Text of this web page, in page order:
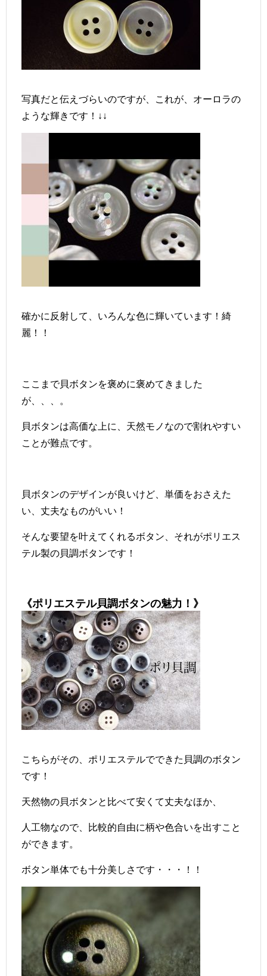
写真だと伝えづらいのですが、これが、オーロラの
ような輝きです！↓↓
確かに反射して、いろんな色に輝いています！綺
麗！！
ここまで貝ボタンを褒めに褒めてきました
が、、、。
貝ボタンは高価な上に、天然モノなので割れやすい
ことが難点です。
貝ボタンのデザインが良いけど、単価をおさえた
い、丈夫なものがいい！
そんな要望を叶えてくれるボタン、それがポリエス
テル製の貝調ボタンです！
《ポリエステル貝調ボタンの魅力！》
こちらがその、ポリエステルでできた貝調のボタン
です！
天然物の貝ボタンと比べて安くて丈夫なほか、
人工物なので、比較的自由に柄や色合いを出すこと
ができます。
ボタン単体でも十分美しさです・・・！！